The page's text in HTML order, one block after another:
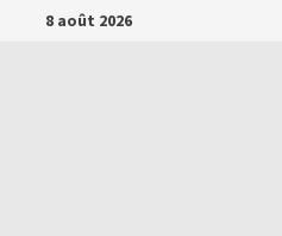
Passer8 août 2026